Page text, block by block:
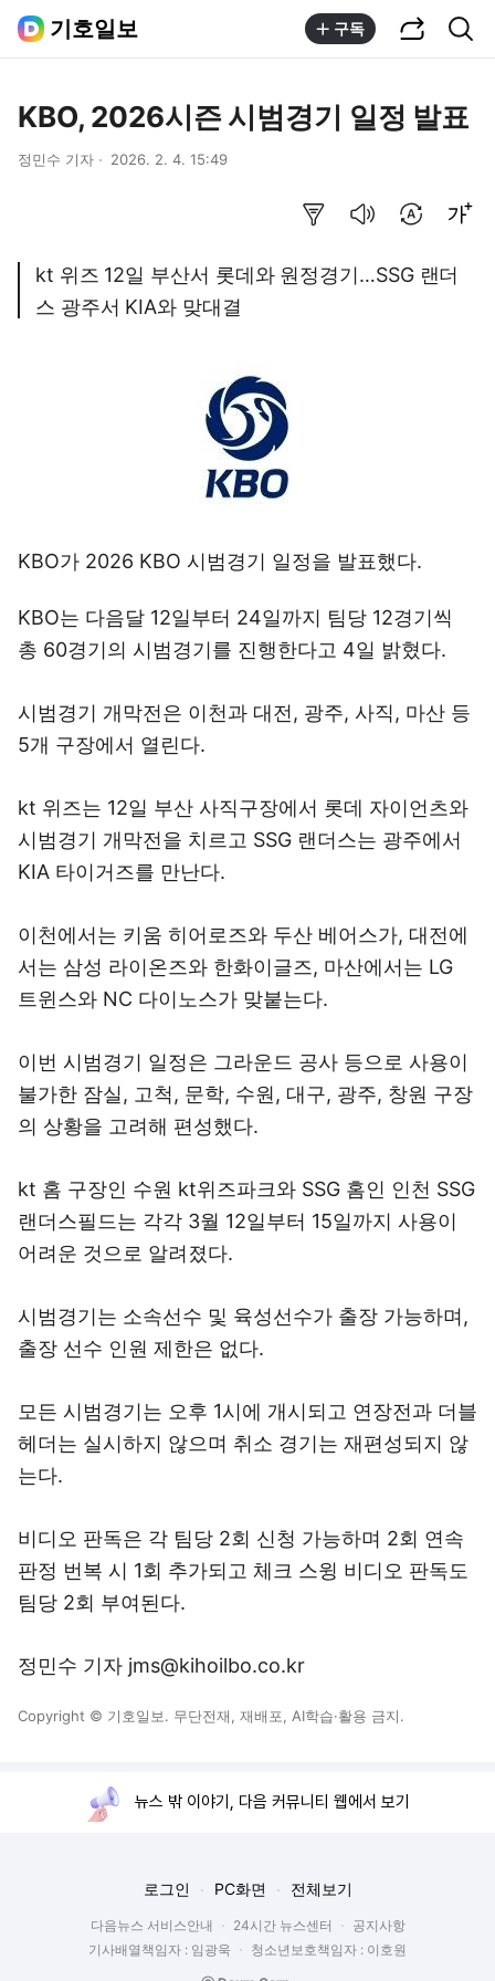
기호일보 구독
KBO, 2026시즌 시범경기 일정 발표
정민수 기자 2026. 2. 4. 15:49
kt 위즈 12일 부산서 롯데와 원정경기…SSG 랜더
스 광주서 KIA와 맞대결
KBO가 2026 KBO 시범경기 일정을 발표했다.
KBO는 다음달 12일부터 24일까지 팀당 12경기씩
총 60경기의 시범경기를 진행한다고 4일 밝혔다.
시범경기 개막전은 이천과 대전, 광주, 사직, 마산 등
5개 구장에서 열린다.
kt 위즈는 12일 부산 사직구장에서 롯데 자이언츠와
시범경기 개막전을 치르고 SSG 랜더스는 광주에서
KIA 타이거즈를 만난다.
이천에서는 키움 히어로즈와 두산 베어스가, 대전에
서는 삼성 라이온즈와 한화이글즈, 마산에서는 LG
트윈스와 NC 다이노스가 맞붙는다.
이번 시범경기 일정은 그라운드 공사 등으로 사용이
불가한 잠실, 고척, 문학, 수원, 대구, 광주, 창원 구장
의 상황을 고려해 편성했다.
kt 홈 구장인 수원 kt위즈파크와 SSG 홈인 인천 SSG
랜더스필드는 각각 3월 12일부터 15일까지 사용이
어려운 것으로 알려졌다.
시범경기는 소속선수 및 육성선수가 출장 가능하며,
출장 선수 인원 제한은 없다.
모든 시범경기는 오후 1시에 개시되고 연장전과 더블
헤더는 실시하지 않으며 취소 경기는 재편성되지 않
는다.
비디오 판독은 각 팀당 2회 신청 가능하며 2회 연속
판정 번복 시 1회 추가되고 체크 스윙 비디오 판독도
팀당 2회 부여된다.
정민수 기자 jms@kihoilbo.co.kr
Copyright © 기호일보. 무단전재, 재배포, AI학습·활용 금지.
뉴스 밖 이야기, 다음 커뮤니티 웹에서 보기
로그인 PC화면 전체보기
다음뉴스 서비스안내 24시간 뉴스센터
공지사항
기사배열책임자 : 임광욱
청소년보호책임자 : 이호원